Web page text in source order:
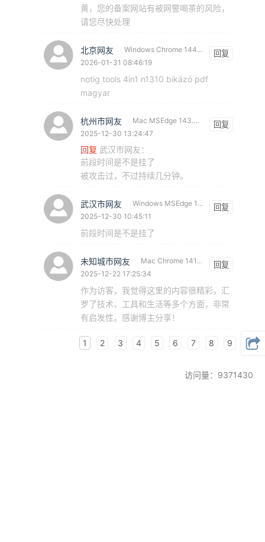
黄，您的备案网站有被网警喝茶的风险，
请您尽快处理
北京网友
Windows Chrome 144.0.0.0
2026-01-31 08:46:19
回复
notig tools 4in1 n1310 bikázó pdf
magyar
杭州市网友
Mac MSEdge 143.0.0.0
2025-12-30 13:24:47
回复
回复 武汉市网友：
前段时间是不是挂了
被攻击过，不过持续几分钟。
武汉市网友
Windows MSEdge 143.0.0.0
2025-12-30 10:45:11
回复
前段时间是不是挂了
未知城市网友
Mac Chrome 141.0.0.0
2025-12-22 17:25:34
回复
作为访客，我觉得这里的内容很精彩，汇
罗了技术、工具和生活等多个方面，非常
有启发性。感谢博主分享！
1 2 3 4 5 6 7 8 9 10
访问量：9371430